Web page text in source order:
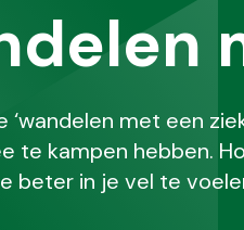
‘wandelen met een
te kampen hebben.
beter in je vel te